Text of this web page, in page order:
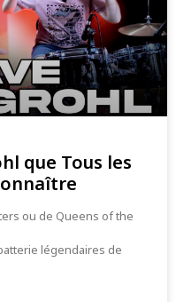
que Tous les
ou de Queens of the
légendaires de